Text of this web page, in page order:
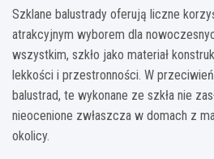
Szklane balustrady oferują liczne
atrakcyjnym wyborem dla
wszystkim, szkło jako materiał
lekkości i przestronności. W
balustrad, te wykonane ze szkła nie
nieocenione zwłaszcza w domach z
okolicy.